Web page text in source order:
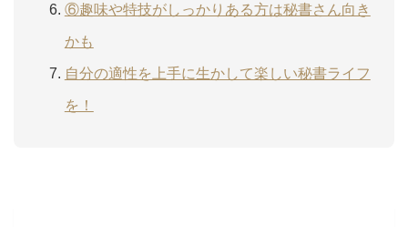
⑥趣味や特技がしっかりある方は秘書さん向き
かも
自分の適性を上手に生かして楽しい秘書ライフ
を！